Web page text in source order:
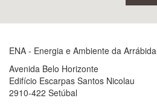
ENA - Energia e Ambiente da Arrábida
Avenida Belo Horizonte
Edifício Escarpas Santos Nicolau
2910-422 Setúbal